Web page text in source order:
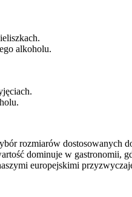
alkoholu.
rozmiarów dostosowanych
dominuje w gastronomii,
europejskimi